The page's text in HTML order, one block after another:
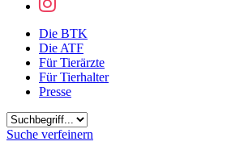
Die BTK
Die ATF
Für Tierärzte
Für Tierhalter
Presse
Suchbegriff
Suche verfeinern